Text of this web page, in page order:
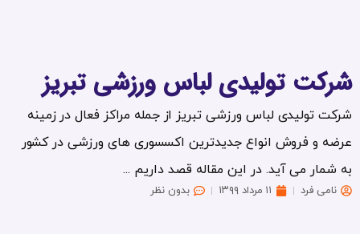
شرکت تولیدی لباس ورزشی تبریز
شرکت تولیدی لباس ورزشی تبریز از جمله مراکز فعال در زمینه
عرضه و فروش انواع جدیدترین اکسسوری های ورزشی در کشور
به شمار می آید. در این مقاله قصد داریم ...
نامی فرد ۱۱ مرداد ۱۳۹۹ بدون نظر